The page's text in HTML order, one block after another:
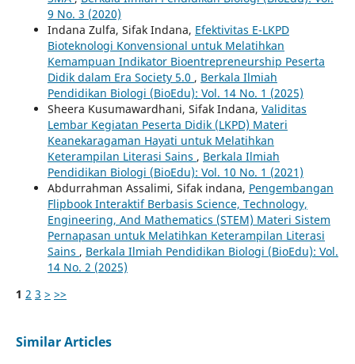
9 No. 3 (2020)
Indana Zulfa, Sifak Indana, Efektivitas E-LKPD
Bioteknologi Konvensional untuk Melatihkan
Kemampuan Indikator Bioentrepreneurship Peserta
Didik dalam Era Society 5.0 , Berkala Ilmiah
Pendidikan Biologi (BioEdu): Vol. 14 No. 1 (2025)
Sheera Kusumawardhani, Sifak Indana, Validitas
Lembar Kegiatan Peserta Didik (LKPD) Materi
Keanekaragaman Hayati untuk Melatihkan
Keterampilan Literasi Sains , Berkala Ilmiah
Pendidikan Biologi (BioEdu): Vol. 10 No. 1 (2021)
Abdurrahman Assalimi, Sifak indana, Pengembangan
Flipbook Interaktif Berbasis Science, Technology,
Engineering, And Mathematics (STEM) Materi Sistem
Pernapasan untuk Melatihkan Keterampilan Literasi
Sains , Berkala Ilmiah Pendidikan Biologi (BioEdu): Vol.
14 No. 2 (2025)
1 2 3 > >>
Similar Articles